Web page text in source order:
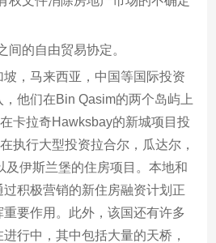
间的自由贸易协定。
，马来西亚，中国等国际投资
他们在Bin Qasim的两个岛屿上
卡拉奇Hawksbay的新城项目投
执行大型投资拉合尔，瓜达尔，
及伊斯兰堡的住房项目。本地和
积极营销的新住房融资计划正
要作用。此外，该国还有许多
行中，其中包括大量的天桥，